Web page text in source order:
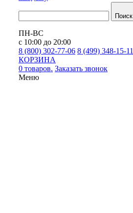
Поиск
ПН-ВС
с 10:00 до 20:00
8 (800) 302-77-06 8 (499) 348-15-11
КОРЗИНА
0 товаров. Заказать звонок
Меню